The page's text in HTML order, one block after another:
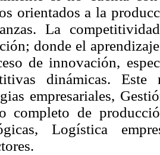
orientados a la
La
donde el
de innovación,
dinámicas.
empresariales,
completo de
Logística